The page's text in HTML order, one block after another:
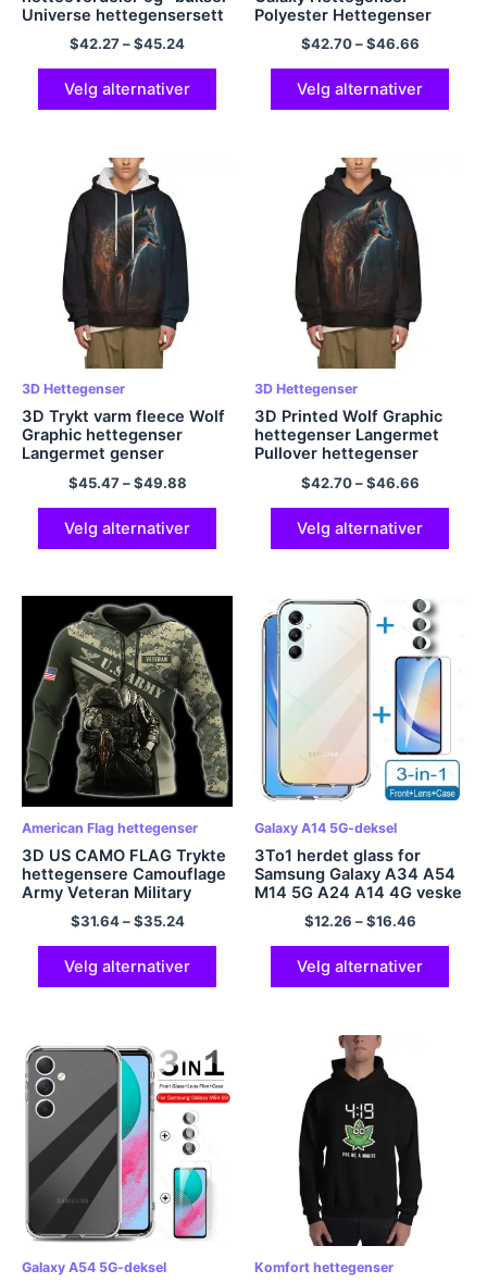
Universe hettegensersett
for barn
$42.27–$45.24
Velg alternativer
Polyester Hettegenser
Pullover Hettegenser med
lomme for menn og
kvinner
$42.70–$46.66
Velg alternativer
3D Hettegenser
3D Trykt varm fleece Wolf
Graphic hettegenser
Langermet genser
hettegenser
$45.47–$49.88
Velg alternativer
3D Hettegenser
3D Printed Wolf Graphic
hettegenser Langermet
Pullover hettegenser
$42.70–$46.66
Velg alternativer
American Flag hettegenser
3D US CAMO FLAG Trykte
hettegensere Camouflage
Army Veteran Military
Graphic hettegensere
Barnemote Streetwear
Pullover Topper
$31.64–$35.24
Velg alternativer
Galaxy A14 5G-deksel
3To1 herdet glass for
Samsung Galaxy A34 A54
M14 5G A24 A14 4G veske
Gjennomsiktig mykt deksel
SamsungA34 A 34 Kamera
skjermbeskytter
$12.26 –$16.46
Velg alternativer
Galaxy A54 5G-deksel Komfort hettegenser